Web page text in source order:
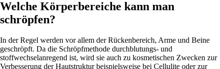
Welche Körperbereiche kann man
schröpfen?
In der Regel werden vor allem der Rückenbereich, Arme und Beine
geschröpft. Da die Schröpfmethode durchblutungs- und
stoffwechselanregend ist, wird sie auch zu kosmetischen Zwecken zur
Verbesserung der Hautstruktur beispielsweise bei Cellulite oder zur